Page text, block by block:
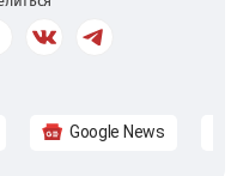
Google News